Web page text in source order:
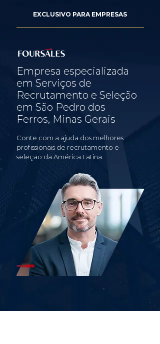
EXCLUSIVO PARA EMPRESAS
Empresa especializada
em Serviços de
Recrutamento e Seleção
em São Pedro dos
Ferros, Minas Gerais
Conte com a ajuda dos melhores
profissionais de recrutamento e
seleção da América Latina.